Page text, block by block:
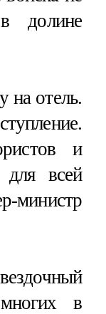
долине
на отель.
и
для всей
министр
в